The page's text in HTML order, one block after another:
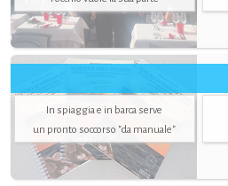
In spiaggia e in barca serve
un pronto soccorso "da manuale"